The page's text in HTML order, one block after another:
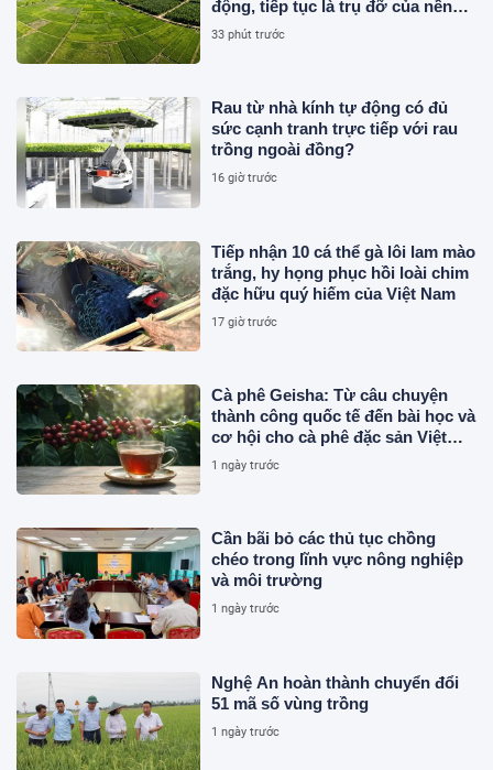
động, tiếp tục là trụ đỡ của nền
kinh tế
33 phút trước
Rau từ nhà kính tự động có đủ
sức cạnh tranh trực tiếp với rau
trồng ngoài đồng?
16 giờ trước
Tiếp nhận 10 cá thể gà lôi lam mào
trắng, hy họng phục hồi loài chim
đặc hữu quý hiếm của Việt Nam
17 giờ trước
Cà phê Geisha: Từ câu chuyện
thành công quốc tế đến bài học và
cơ hội cho cà phê đặc sản Việt
Nam
1 ngày trước
Cần bãi bỏ các thủ tục chồng
chéo trong lĩnh vực nông nghiệp
và môi trường
1 ngày trước
Nghệ An hoàn thành chuyển đổi
51 mã số vùng trồng
1 ngày trước